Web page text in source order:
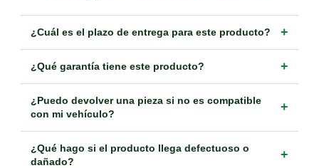
¿Cuál es el plazo de entrega para este producto? +
¿Qué garantía tiene este producto? +
¿Puedo devolver una pieza si no es compatible
con mi vehículo?
+
¿Qué hago si el producto llega defectuoso o
dañado?
+